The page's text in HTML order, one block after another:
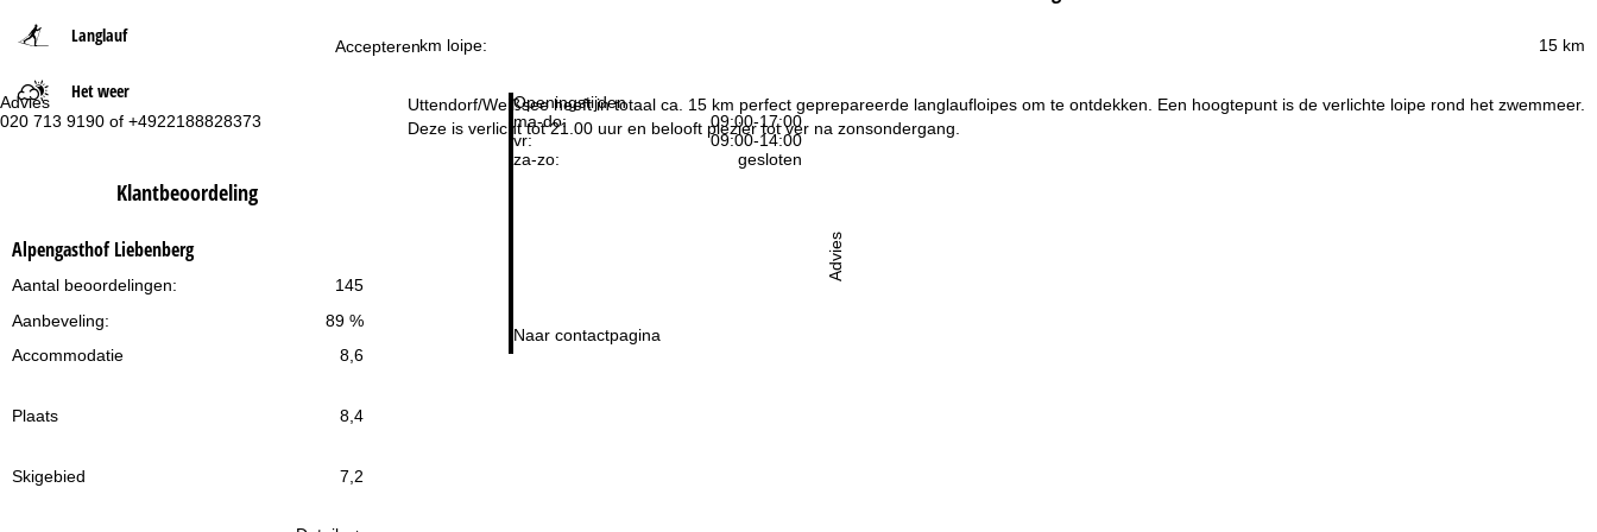
Accepteren
Advies
020 713 9190 of +4922188828373
Openingstijden
ma-do:
09:00-17:00
vr:
09:00-14:00
za-zo:
gesloten
Naar contactpagina
Advies
Langlauf
Het weer
Klantbeoordeling
Alpengasthof Liebenberg
145
Aantal beoordelingen:
89 %
Aanbeveling:
Accommodatie
8,6
Plaats 8,4
Skigebied 7,2
t
a
15 km
km loipe:
Uttendorf/Weißsee heeft in totaal ca. 15 km perfect geprepareerde langlaufloipes om te ontdekken. Een hoogtepunt is de verlichte loipe rond het zwemmeer.
Deze is verlicht tot 21.00 uur en belooft plezier tot ver na zonsondergang.